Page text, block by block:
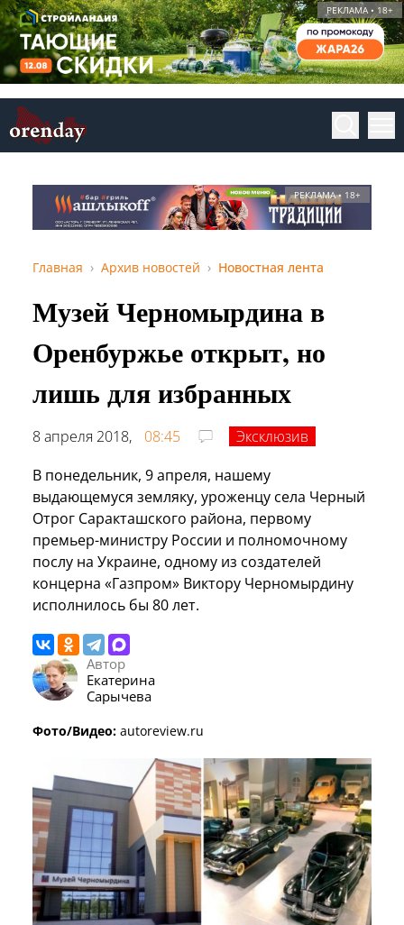
РЕКЛАМА • 18+
РЕКЛАМА • 18+
Главная Архив новостей Новостная лента
Музей Черномырдина в
Оренбуржье открыт, но
лишь для избранных
8 апреля 2018, 08:45
Эксклюзив
В понедельник, 9 апреля, нашему
выдающемуся земляку, уроженцу села Черный
Отрог Саракташского района, первому
премьер-министру России и полномочному
послу на Украине, одному из создателей
концерна «Газпром» Виктору Черномырдину
исполнилось бы 80 лет.
Автор
Екатерина
Сарычева
Фото/Видео: autoreview.ru